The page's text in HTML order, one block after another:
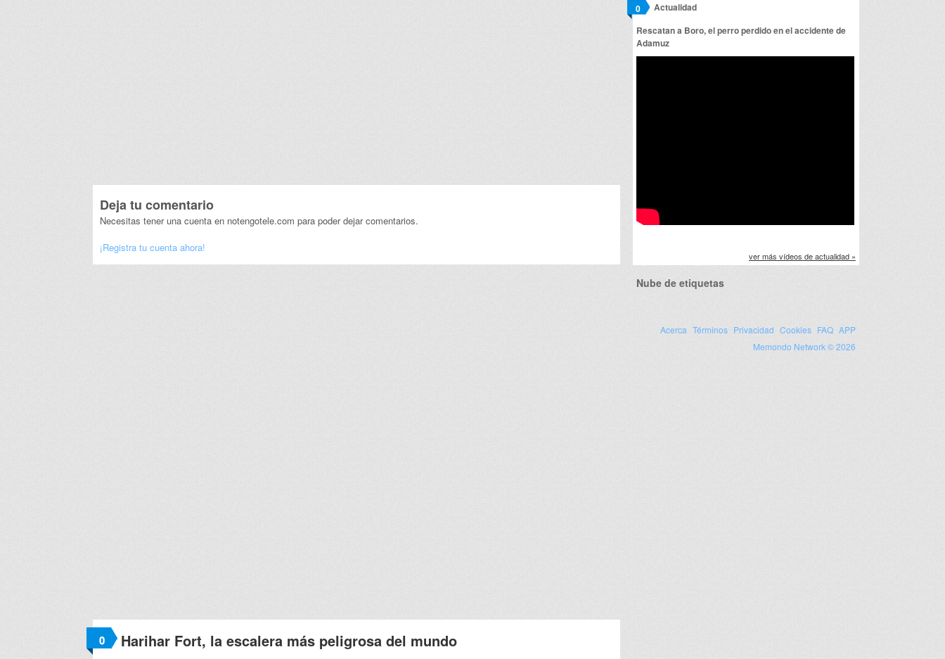
Deja tu comentario
Necesitas tener una cuenta en notengotele.com para poder dejar comentarios.
¡Registra tu cuenta ahora!
0 Harihar Fort, la escalera más peligrosa del mundo
Actualidad
0
Rescatan a Boro, el perro perdido en el accidente de
Adamuz
ver más vídeos de actualidad »
Nube de etiquetas
Acerca Términos Privacidad Cookies FAQ APP
Memondo Network © 2026